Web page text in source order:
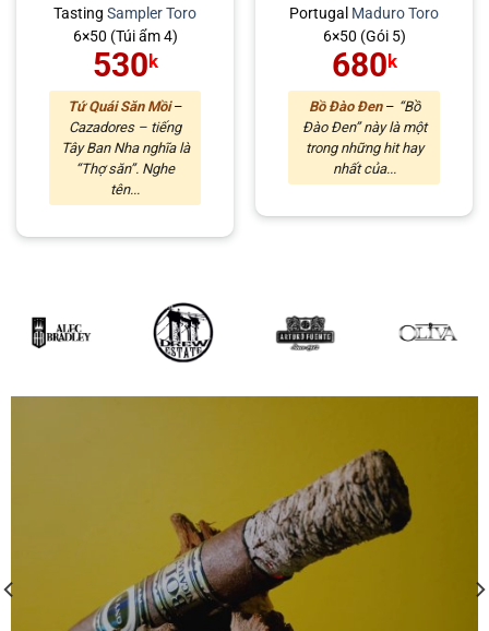
Tasting SamplerToro
6×50 (Túi ẩm 4)
530 k
Tứ Quái Săn Mồi–
Cazadores – tiếng
Tây Ban Nha nghĩa là
“Thợ săn”. Nghe
tên...
Portugal MaduroToro
6×50 (Gói 5)
680 k
Bồ Đào Đen– “Bồ
Đào Đen” này là một
trong những hit hay
nhất của...